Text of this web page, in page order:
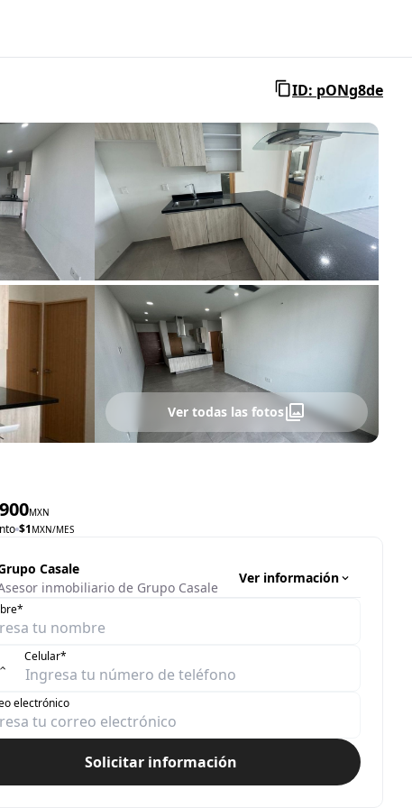
ID: pONg8de
Ver todas las fotos
MXN
$1 MXN/MES
Casale
inmobiliario de Grupo Casale
Ver información
Celular*
electrónico
Solicitar información